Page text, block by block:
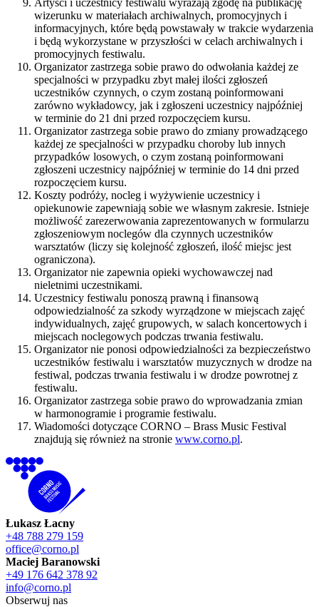
wizerunku w materiałach archiwalnych, promocyjnych i
informacyjnych, które będą powstawały w trakcie wydarzenia
i będą wykorzystane w przyszłości w celach archiwalnych i
promocyjnych festiwalu.
Organizator zastrzega sobie prawo do odwołania każdej ze
specjalności w przypadku zbyt małej ilości zgłoszeń
uczestników czynnych, o czym zostaną poinformowani
zarówno wykładowcy, jak i zgłoszeni uczestnicy najpóźniej
w terminie do 21 dni przed rozpoczęciem kursu.
Organizator zastrzega sobie prawo do zmiany prowadzącego
każdej ze specjalności w przypadku choroby lub innych
przypadków losowych, o czym zostaną poinformowani
zgłoszeni uczestnicy najpóźniej w terminie do 14 dni przed
rozpoczęciem kursu.
Koszty podróży, nocleg i wyżywienie uczestnicy i
opiekunowie zapewniają sobie we własnym zakresie. Istnieje
możliwość zarezerwowania zaprezentowanych w formularzu
zgłoszeniowym noclegów dla czynnych uczestników
warsztatów (liczy się kolejność zgłoszeń, ilość miejsc jest
ograniczona).
Organizator nie zapewnia opieki wychowawczej nad
nieletnimi uczestnikami.
Uczestnicy festiwalu ponoszą prawną i finansową
odpowiedzialność za szkody wyrządzone w miejscach zajęć
indywidualnych, zajęć grupowych, w salach koncertowych i
miejscach noclegowych podczas trwania festiwalu.
Organizator nie ponosi odpowiedzialności za bezpieczeństwo
uczestników festiwalu i warsztatów muzycznych w drodze na
festiwal, podczas trwania festiwalu i w drodze powrotnej z
festiwalu.
Organizator zastrzega sobie prawo do wprowadzania zmian
w harmonogramie i programie festiwalu.
Wiadomości dotyczące CORNO – Brass Music Festival
znajdują się również na stronie www.corno.pl.
Łukasz Łacny
+48 788 279 159
office@corno.pl
Maciej Baranowski
+49 176 642 378 92
info@corno.pl
Obserwuj nas